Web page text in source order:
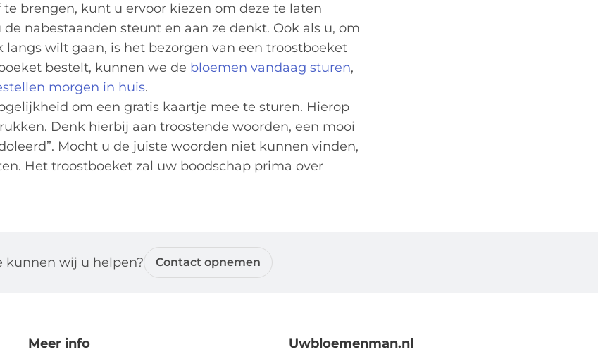
brengen, kunt u ervoor kiezen om deze te laten
nabestaanden steunt en aan ze denkt. Ook als u, om
wilt gaan, is het bezorgen van een troostboeket
bestelt, kunnen we de bloemen vandaag sturen,
morgen in huis.
om een gratis kaartje mee te sturen. Hierop
Denk hierbij aan troostende woorden, een mooi
Mocht u de juiste woorden niet kunnen vinden,
Het troostboeket zal uw boodschap prima over
kunnen wij u helpen? Contact opnemen
Meer info Uwbloemenman.nl